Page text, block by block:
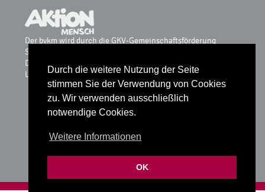
Durch die weitere Nutzung der Seite
stimmen Sie der Verwendung von Cookies
zu. Wir verwenden ausschließlich
notwendige Cookies.
Weitere Informationen
OK
Der bvkm wird durch die GKV-Gemeinschaftsförderung
Selbsthilfe auf Bundesebene, vdek, AOK-Bundesverband, BKK
Dachverband, IKK, Knappschaft & Sozialversicherung für
Landwirtschaft, Forsten und Gartenbau gefördert.